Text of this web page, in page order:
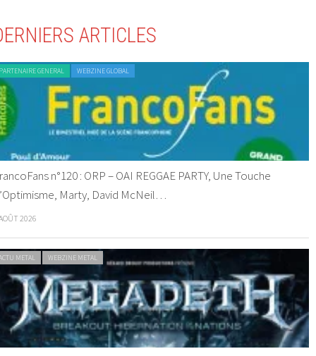
ARTICLES
GENERAL WEBZINE GLOBAL
n°120 : ORP – OAI REGGAE PARTY, Une Touche
Marty, David McNeil…
2026
METAL WEBZINE METAL